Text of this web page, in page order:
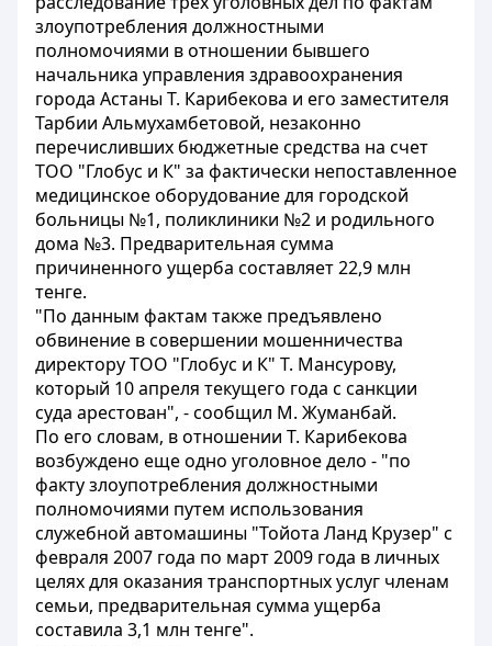
злоупотребления должностными
полномочиями в отношении бывшего
начальника управления здравоохранения
города Астаны Т. Карибекова и его заместителя
Тарбии Альмухамбетовой, незаконно
перечисливших бюджетные средства на счет
ТОО "Глобус и К" за фактически непоставленное
медицинское оборудование для городской
больницы №1, поликлиники №2 и родильного
дома №3. Предварительная сумма
причиненного ущерба составляет 22,9 млн
тенге.
"По данным фактам также предъявлено
обвинение в совершении мошенничества
директору ТОО "Глобус и К" Т. Мансурову,
который 10 апреля текущего года с санкции
суда арестован", - сообщил М. Жуманбай.
По его словам, в отношении Т. Карибекова
возбуждено еще одно уголовное дело - "по
факту злоупотребления должностными
полномочиями путем использования
служебной автомашины "Тойота Ланд Крузер" с
февраля 2007 года по март 2009 года в личных
целях для оказания транспортных услуг членам
семьи, предварительная сумма ущерба
составила 3,1 млн тенге".